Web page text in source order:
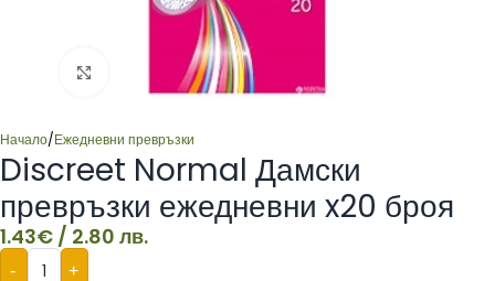
Click to enlarge
Начало/Ежедневни превръзки
Discreet Normal Дамски
превръзки ежедневни x20 броя
1.43€ / 2.80 лв.
- +